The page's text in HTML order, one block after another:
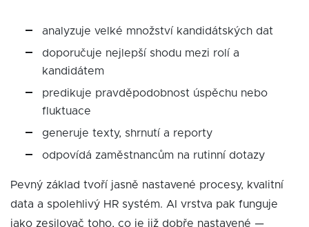
analyzuje velké množství kandidátských dat
doporučuje nejlepší shodu mezi rolí a
kandidátem
predikuje pravděpodobnost úspěchu nebo
fluktuace
generuje texty, shrnutí a reporty
odpovídá zaměstnancům na rutinní dotazy
Pevný základ tvoří jasně nastavené procesy, kvalitní
data a spolehlivý HR systém. AI vrstva pak funguje
jako zesilovač toho, co je již dobře nastavené —